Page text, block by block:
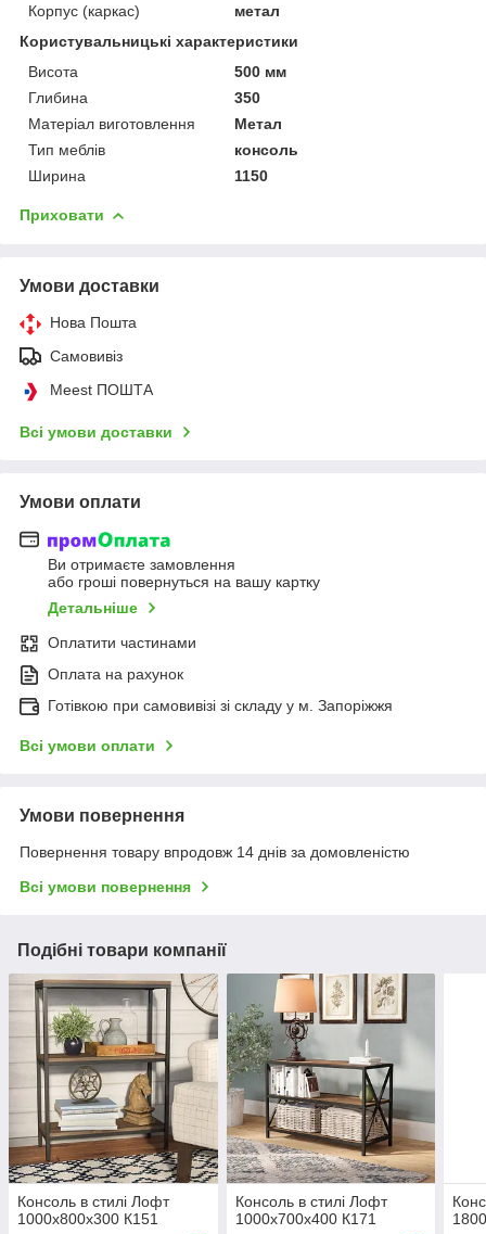
Корпус (каркас)
метал
Користувальницькі характеристики
Висота
500 мм
Глибина
350
Матеріал виготовлення
Метал
Тип меблів
консоль
Ширина
1150
Приховати
Умови доставки
Нова Пошта
Самовивіз
Meest ПОШТА
Всі умови доставки
Умови оплати
Ви отримаєте замовлення
або гроші повернуться на вашу картку
Детальніше
Оплатити частинами
Оплата на рахунок
Готівкою при самовивізі зі складу у м. Запоріжжя
Всі умови оплати
Умови повернення
Повернення товару впродовж 14 днів за домовленістю
Всі умови повернення
Подібні товари компанії
Консоль в стилі Лофт
1000х800х300 К151
Консоль в стилі Лофт
1000х700х400 К171